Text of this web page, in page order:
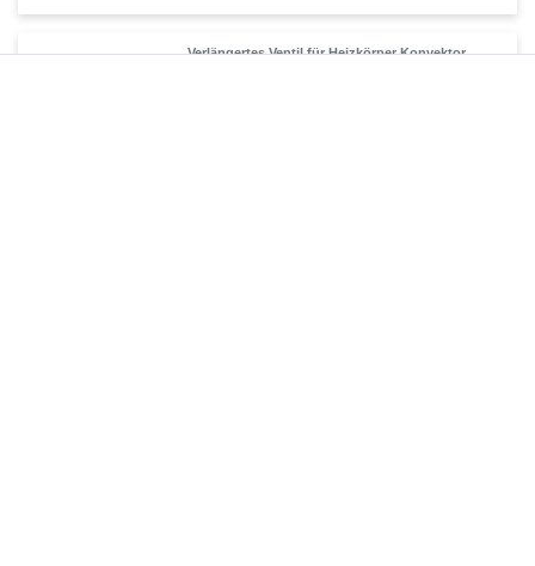
Verlängertes Ventil für Heizkörper Konvektor